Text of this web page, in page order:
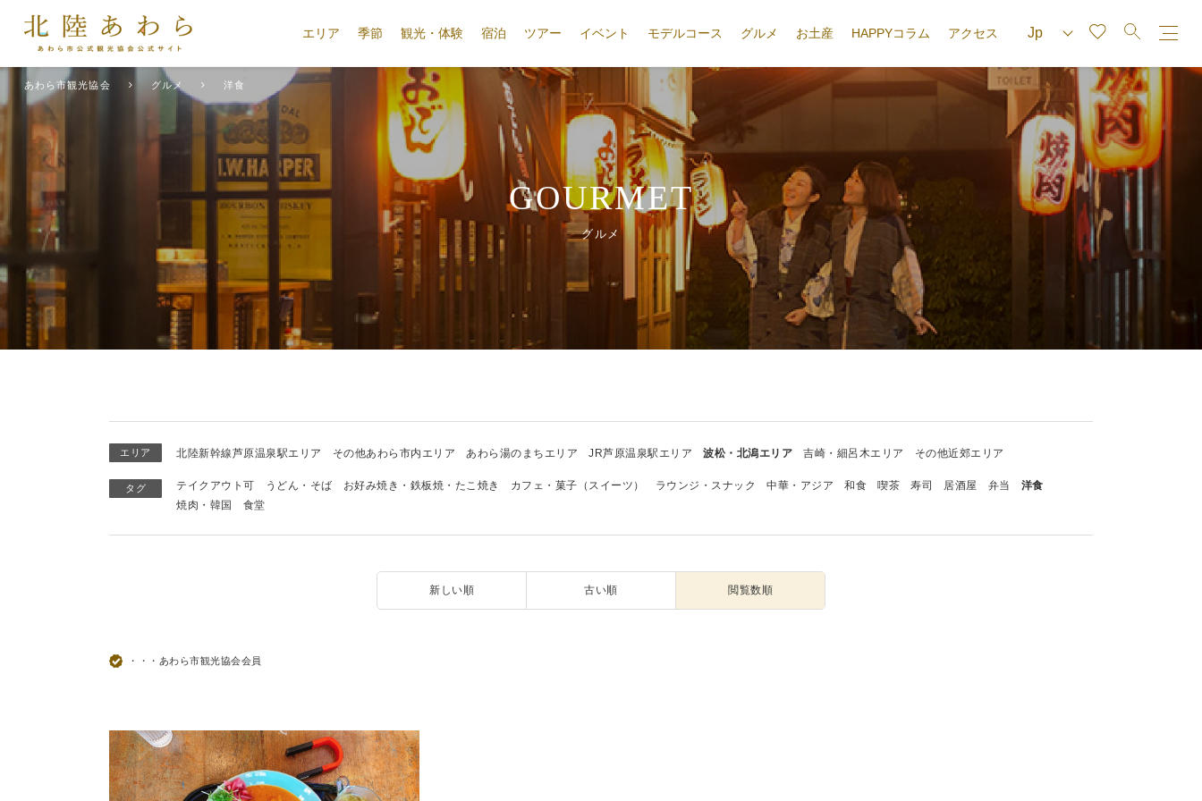
エリア 季節 観光・体験 宿泊 ツアー イベント モデルコース グルメ お土産 HAPPYコラム アクセス
あわら市観光協会 グルメ 洋食
GOURMET
グルメ
エリア 北陸新幹線芦原温泉駅エリア その他あわら市内エリア あわら湯のまちエリア JR芦原温泉駅エリア 波松・北潟エリア 吉崎・細呂木エリア その他近郊エリア
タグ テイクアウト可 うどん・そば お好み焼き・鉄板焼・たこ焼き カフェ・菓子（スイーツ） ラウンジ・スナック 中華・アジア 和食 喫茶 寿司 居酒屋 弁当
洋食
焼肉・韓国
食堂
新しい順 古い順 閲覧数順
・・・あわら市観光協会会員